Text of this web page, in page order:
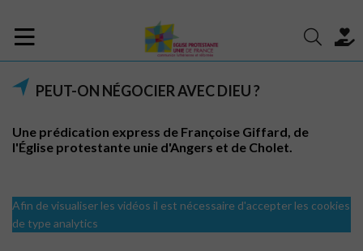
PEUT-ON NÉGOCIER AVEC DIEU ?
Une prédication express de Françoise Giffard, de
l'Église protestante unie d'Angers et de Cholet.
Afin de visualiser les vidéos il est nécessaire d'accepter les cookies
de type analytics